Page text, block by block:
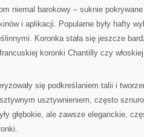
niemal barokowy – suknie
i aplikacji. Popularne były hafty
Koronka stała się jeszcze
koronki Chantilly czy
się podkreślaniem talii i
usztywnieniem, często
głębokie, ale zawsze eleganckie,